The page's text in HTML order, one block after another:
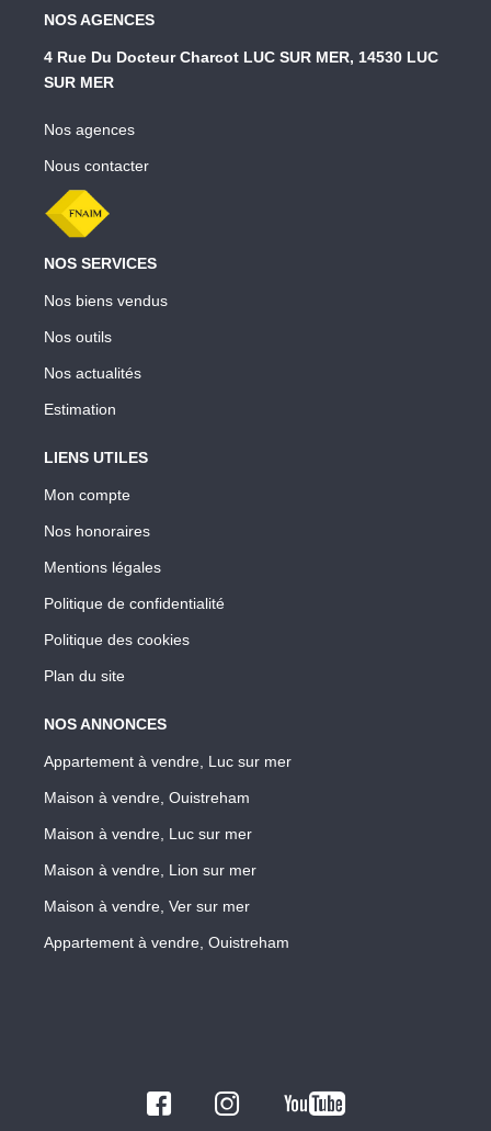
NOS AGENCES
4 Rue Du Docteur Charcot LUC SUR MER, 14530 LUC
SUR MER
Nos agences
Nous contacter
NOS SERVICES
Nos biens vendus
Nos outils
Nos actualités
Estimation
LIENS UTILES
Mon compte
Nos honoraires
Mentions légales
Politique de confidentialité
Politique des cookies
Plan du site
NOS ANNONCES
Appartement à vendre, Luc sur mer
Maison à vendre, Ouistreham
Maison à vendre, Luc sur mer
Maison à vendre, Lion sur mer
Maison à vendre, Ver sur mer
Appartement à vendre, Ouistreham